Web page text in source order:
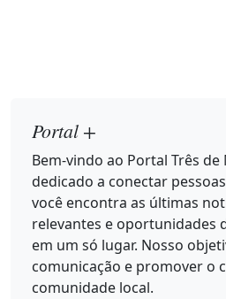
Portal +
Bem-vindo ao Portal Três
dedicado a conectar
você encontra as últimas
relevantes e oportunidades
em um só lugar. Nosso
comunicação e promover o
comunidade local.